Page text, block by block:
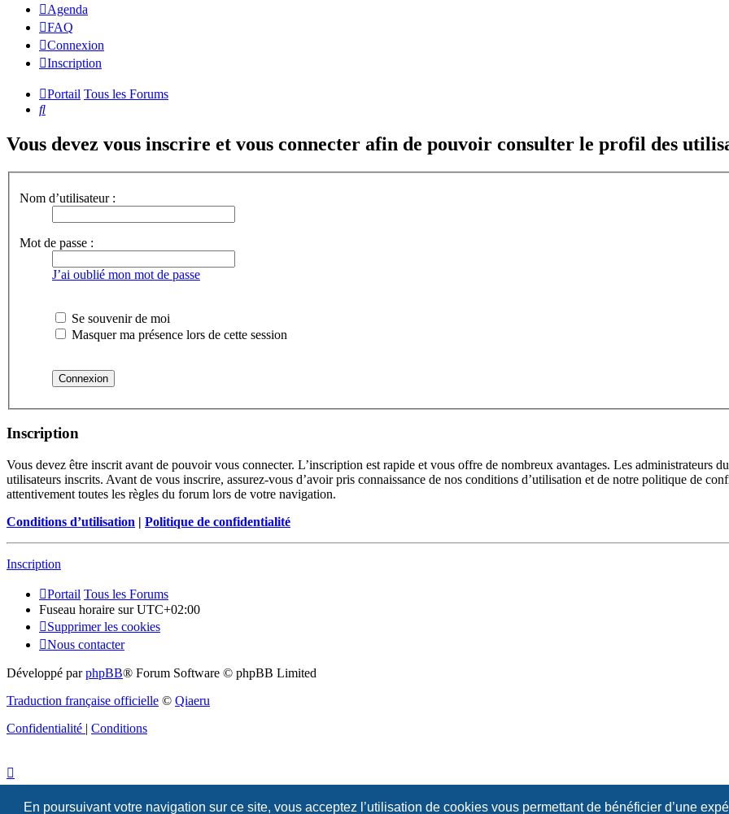
En poursuivant votre navigation sur ce site, vous acceptez l’utilisation de cookies vous permettant de bénéficier d’une
Agenda
FAQ
Connexion
Inscription
Portail Tous les Forums
Rechercher
Vous devez vous inscrire et vous connecter afin de pouvoir consulter le profil des
Nom d’utilisateur :
Mot de passe :
J’ai oublié mon mot de passe
Se souvenir de moi
Masquer ma présence lors de cette session
Inscription
Vous devez être inscrit avant de pouvoir vous connecter. L’inscription est rapide et vous offre de nombreux avantages. Les administrateurs
utilisateurs inscrits. Avant de vous inscrire, assurez-vous d’avoir pris connaissance de nos conditions d’utilisation et de notre politique de
attentivement toutes les règles du forum lors de votre navigation.
Conditions d’utilisation | Politique de confidentialité
Inscription
Portail Tous les Forums
Fuseau horaire surUTC+02:00
Supprimer les cookies
Nous contacter
Développé parphpBB® Forum Software © phpBB Limited
Traduction française officielle © Qiaeru
Confidentialité | Conditions